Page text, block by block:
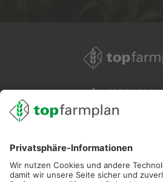
02501 801
Sei immer auf dem
Neue Features, spannende Tipps